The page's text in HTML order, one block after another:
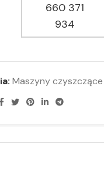
660 371
934
Maszyny